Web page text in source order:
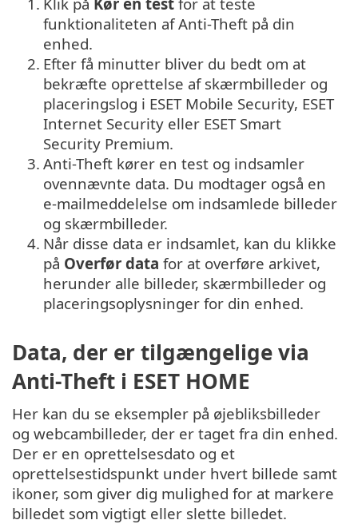
funktionaliteten af Anti-Theft på din
enhed.
2. Efter få minutter bliver du bedt om at
bekræfte oprettelse af skærmbilleder og
placeringslog i ESET Mobile Security, ESET
Internet Security eller ESET Smart
Security Premium.
3. Anti-Theft kører en test og indsamler
ovennævnte data. Du modtager også en
e-mailmeddelelse om indsamlede billeder
og skærmbilleder.
4. Når disse data er indsamlet, kan du klikke
på Overfør data for at overføre arkivet,
herunder alle billeder, skærmbilleder og
placeringsoplysninger for din enhed.
Data, der er tilgængelige via
Anti-Theft i ESET HOME
Her kan du se eksempler på øjebliksbilleder
og webcambilleder, der er taget fra din enhed.
Der er en oprettelsesdato og et
oprettelsestidspunkt under hvert billede samt
ikoner, som giver dig mulighed for at markere
billedet som vigtigt eller slette billedet.